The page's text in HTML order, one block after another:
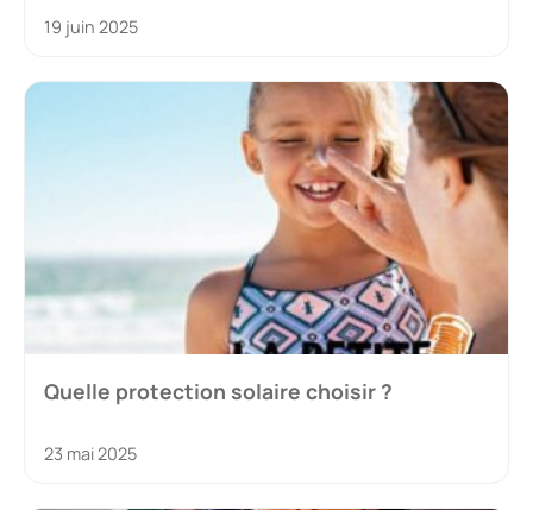
19 juin 2025
Quelle protection solaire choisir ?
23 mai 2025